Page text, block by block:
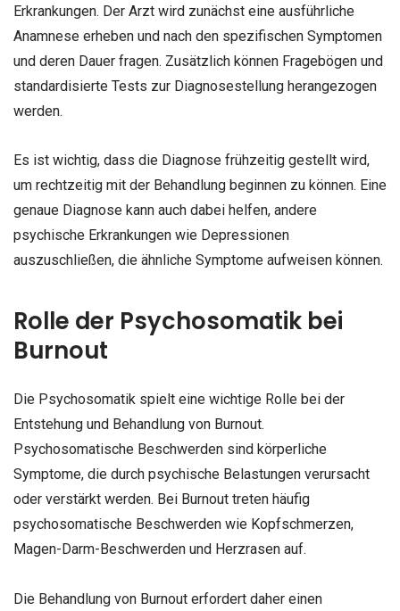
Erkrankungen. Der Arzt wird zunächst eine ausführliche
Anamnese erheben und nach den spezifischen Symptomen
und deren Dauer fragen. Zusätzlich können Fragebögen und
standardisierte Tests zur Diagnosestellung herangezogen
werden.
Es ist wichtig, dass die Diagnose frühzeitig gestellt wird,
um rechtzeitig mit der Behandlung beginnen zu können. Eine
genaue Diagnose kann auch dabei helfen, andere
psychische Erkrankungen wie Depressionen
auszuschließen, die ähnliche Symptome aufweisen können.
Rolle der Psychosomatik bei
Burnout
Die Psychosomatik spielt eine wichtige Rolle bei der
Entstehung und Behandlung von Burnout.
Psychosomatische Beschwerden sind körperliche
Symptome, die durch psychische Belastungen verursacht
oder verstärkt werden. Bei Burnout treten häufig
psychosomatische Beschwerden wie Kopfschmerzen,
Magen-Darm-Beschwerden und Herzrasen auf.
Die Behandlung von Burnout erfordert daher einen